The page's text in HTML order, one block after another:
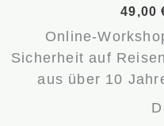
49,00
Online-
Sicherheit auf
aus über 10